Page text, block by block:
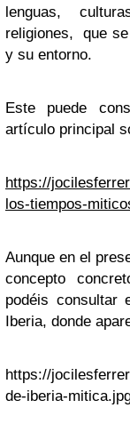
lenguas,
religiones, que
y su entorno.
Este puede
artículo principal
https://
los-tiempos-
Aunque en el
concepto
podéis consultar
Iberia, donde
https://
de-iberia-